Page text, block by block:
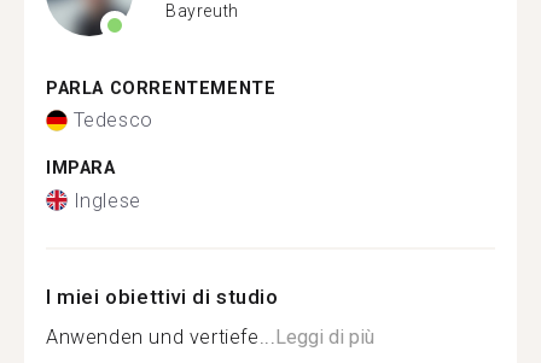
Bayreuth
PARLA CORRENTEMENTE
Tedesco
IMPARA
Inglese
I miei obiettivi di studio
Anwenden und vertiefe... Leggi di più